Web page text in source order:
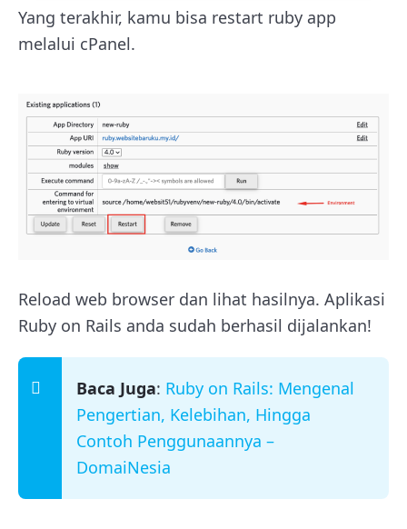
Yang terakhir, kamu bisa restart ruby app
melalui cPanel.
Reload web browser dan lihat hasilnya. Aplikasi
Ruby on Rails anda sudah berhasil dijalankan!
Baca Juga: Ruby on Rails: Mengenal
Pengertian, Kelebihan, Hingga
Contoh Penggunaannya –
DomaiNesia